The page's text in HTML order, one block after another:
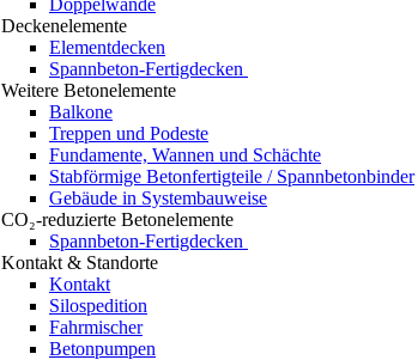
Doppelwände
Deckenelemente
Elementdecken
Spannbeton-Fertigdecken
Weitere Betonelemente
Balkone
Treppen und Podeste
Fundamente, Wannen und Schächte
Stabförmige Betonfertigteile / Spannbetonbinder
Gebäude in Systembauweise
CO₂-reduzierte Betonelemente
Spannbeton-Fertigdecken
Kontakt & Standorte
Kontakt
Silospedition
Fahrmischer
Betonpumpen